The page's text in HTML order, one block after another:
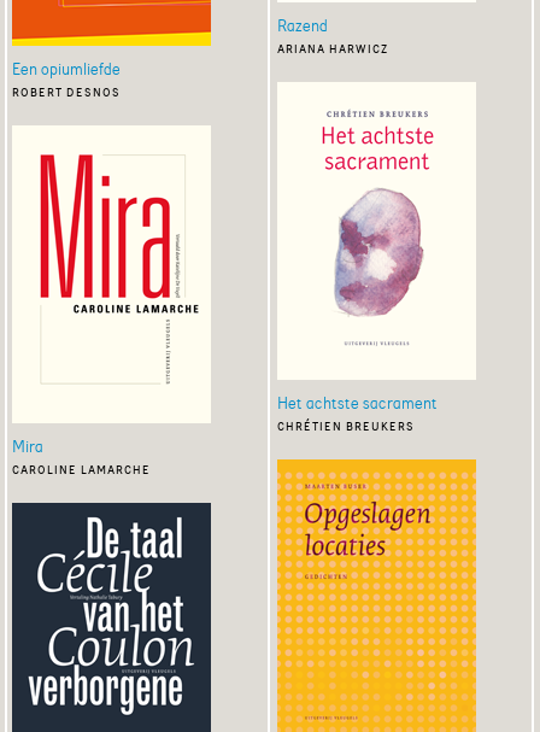
Een opiumliefde
robert desnos
Mira
caroline lamarche
Razend
ariana harwicz
Het achtste sacrament
chrétien breukers